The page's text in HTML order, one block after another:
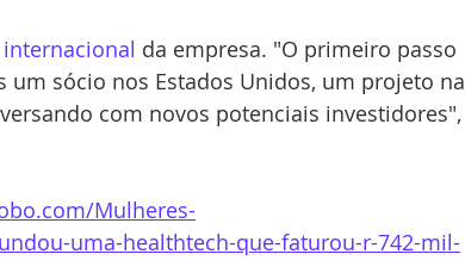
da empresa. "O primeiro passo
um sócio nos Estados Unidos, um projeto na
com novos potenciais investidores",
Mulheres-
uma-healthtech-que-faturou-r-742-mil-